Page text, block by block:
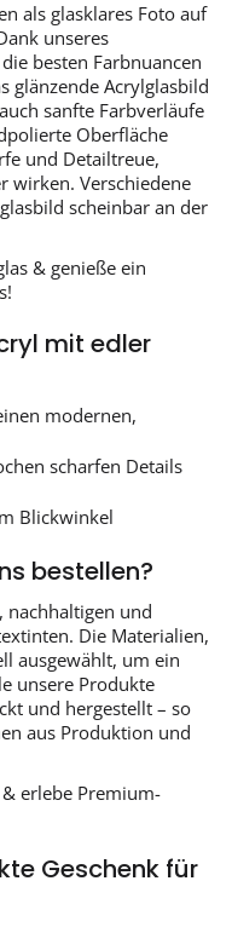
als glasklares Foto auf
unseres
besten Farbnuancen
glänzende Acrylglasbild
sanfte Farbverläufe
Oberfläche
und Detailtreue,
wirken. Verschiedene
scheinbar an der
& genieße ein
mit edler
modernen,
scharfen Details
Blickwinkel
bestellen?
nachhaltigen und
Die Materialien,
ausgewählt, um ein
unsere Produkte
und hergestellt – so
aus Produktion und
erlebe Premium-
Geschenk für